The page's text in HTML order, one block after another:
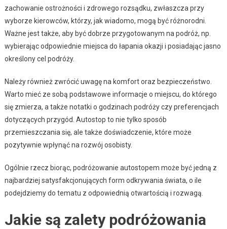
zachowanie ostrożności i zdrowego rozsądku, zwłaszcza przy
wyborze kierowców, którzy, jak wiadomo, mogą być różnorodni.
Ważne jest także, aby być dobrze przygotowanym na podróż, np.
wybierając odpowiednie miejsca do łapania okazji i posiadając jasno
określony cel podróży.
Należy również zwrócić uwagę na komfort oraz bezpieczeństwo.
Warto mieć ze sobą podstawowe informacje o miejscu, do którego
się zmierza, a także notatki o godzinach podróży czy preferencjach
dotyczących przygód. Autostop to nie tylko sposób
przemieszczania się, ale także doświadczenie, które może
pozytywnie wpłynąć na rozwój osobisty.
Ogólnie rzecz biorąc, podróżowanie autostopem może być jedną z
najbardziej satysfakcjonujących form odkrywania świata, o ile
podejdziemy do tematu z odpowiednią otwartością i rozwagą.
Jakie są zalety podróżowania